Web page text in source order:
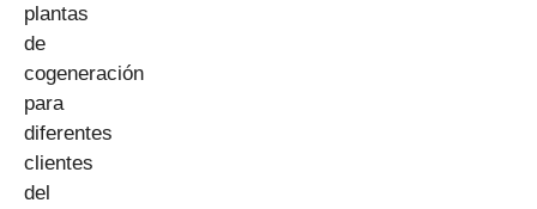
plantas
de
cogeneración
para
diferentes
clientes
del